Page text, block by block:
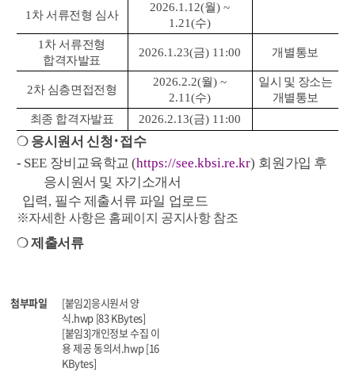
1 차 서류전형 심사
2026.1.12(월) ~
1.21(수)
1 차 서류전형
합격자발표
2026.1.23(금) 11:00 개별통보
2차 심층면접전형
2026.2.2(월) ~
2.11(수)
일시 및 장소는
개별통보
최종 합격자발표
2026.2.13(금) 11:00
❍ 응시원서 신청･접수
- SEE 장비교육학교(https://see.kbsi.re.kr) 회원가입 후
응시원서 및 자기소개서
입력, 필수 제출서류 파일 업로드
※자세한 사항은 홈페이지 공지사항 참조
❍제출서류
첨부파일
[붙임2]응시원서 양
식.hwp [83 KBytes]
[붙임3]개인정보 수집 이
용 제공 동의서.hwp [16
KBytes]